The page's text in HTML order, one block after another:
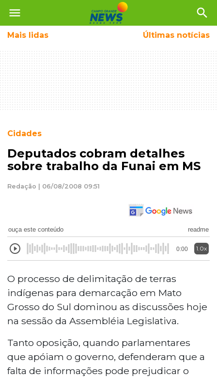
menu search
Mais lidas Últimas notícias
Cidades
Deputados cobram detalhes
sobre trabalho da Funai em MS
Redação | 06/08/2008 09:51
ouça este conteúdo readme
0:00 1.0x
O processo de delimitação de terras
indígenas para demarcação em Mato
Grosso do Sul dominou as discussões hoje
na sessão da Assembléia Legislativa.
Tanto oposição, quando parlamentares
que apóiam o governo, defenderam que a
falta de informações pode prejudicar o